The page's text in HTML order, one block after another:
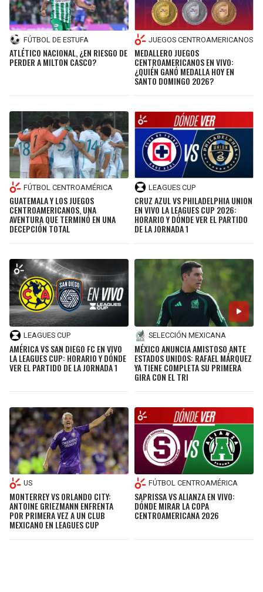
FÚTBOL DE ESTUFA
ATLÉTICO NACIONAL, ¿EN RIESGO DE
PERDER A MILTON CASCO?
JUEGOS CENTROAMERICANOS
MEDALLERO JUEGOS
CENTROAMERICANOS EN VIVO:
¿QUIÉN GANÓ MEDALLA HOY EN
SANTO DOMINGO 2026?
FÚTBOL CENTROAMÉRICA
GUATEMALA Y LOS JUEGOS
CENTROAMERICANOS, UNA
AVENTURA QUE TERMINÓ EN UNA
DECEPCIÓN TOTAL
LEAGUES CUP
CRUZ AZUL VS PHILADELPHIA UNION
EN VIVO LA LEAGUES CUP 2026:
HORARIO Y DÓNDE VER EL PARTIDO
DE LA JORNADA 1
LEAGUES CUP
AMÉRICA VS SAN DIEGO FC EN VIVO
LA LEAGUES CUP: HORARIO Y DÓNDE
VER EL PARTIDO DE LA JORNADA 1
SELECCIÓN MEXICANA
MÉXICO ANUNCIA AMISTOSO ANTE
ESTADOS UNIDOS: RAFAEL MÁRQUEZ
YA TIENE COMPLETA SU PRIMERA
GIRA CON EL TRI
US
MONTERREY VS ORLANDO CITY:
ANTOINE GRIEZMANN ENFRENTA
POR PRIMERA VEZ A UN CLUB
MEXICANO EN LEAGUES CUP
FÚTBOL CENTROAMÉRICA
SAPRISSA VS ALIANZA EN VIVO:
DÓNDE MIRAR LA COPA
CENTROAMERICANA 2026